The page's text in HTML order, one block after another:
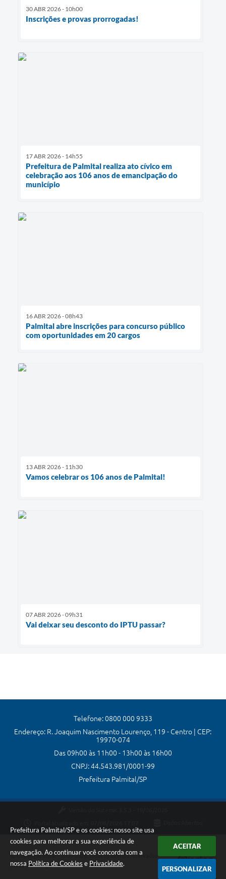
Prefeitura Palmital/SP e os cookies: nosso site usa
cookies para melhorar a sua experiência de
navegação. Ao continuar você concorda com a
nossa Política de Cookies e Privacidade.
ACEITAR
PERSONALIZAR
30 ABR 2026 - 10h00
Inscrições e provas prorrogadas!
17 ABR 2026 - 14h55
Prefeitura de Palmital realiza ato cívico em
celebração aos 106 anos de emancipação do
município
16 ABR 2026 - 08h43
Palmital abre inscrições para concurso público
com oportunidades em 20 cargos
13 ABR 2026 - 11h30
Vamos celebrar os 106 anos de Palmital!
07 ABR 2026 - 09h31
Vai deixar seu desconto do IPTU passar?
Telefone: 0800 000 9333
Endereço: R. Joaquim Nascimento Lourenço, 119 - Centro | CEP:
19970-074
Das 09h00 às 11h00 - 13h00 às 16h00
CNPJ: 44.543.981/0001-99
Prefeitura Palmital/SP
Copyright Instar - 2006-2026. Todos os direitos reservados -
Instar Tecnologia